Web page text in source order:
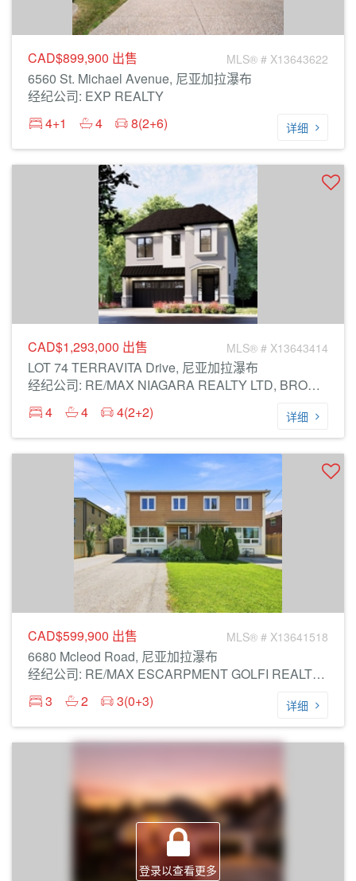
CAD$899,900 出售 MLS® # X13643622
6560 St. Michael Avenue, 尼亚加拉瀑布
经纪公司: EXP REALTY
4+1
4 8(2+6) 详细
CAD$1,293,000 出售 MLS® # X13643414
LOT 74 TERRAVITA Drive, 尼亚加拉瀑布
经纪公司: RE/MAX NIAGARA REALTY LTD, BROKERAGE
4
4 4(2+2) 详细
CAD$599,900 出售 MLS® # X13641518
6680 Mcleod Road, 尼亚加拉瀑布
经纪公司: RE/MAX ESCARPMENT GOLFI REALTY INC.
3
2 3(0+3) 详细
登录以查看更多